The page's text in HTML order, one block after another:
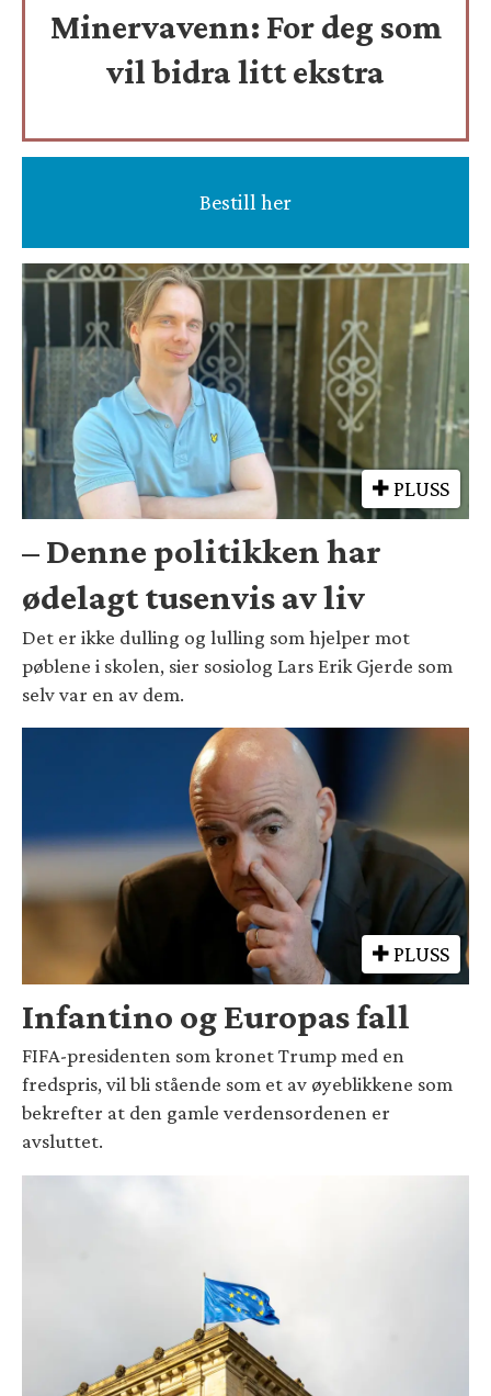
Minervavenn: For deg som
vil bidra litt ekstra
Bestill her
PLUSS
– Denne politikken har
ødelagt tusenvis av liv
Det er ikke dulling og lulling som hjelper mot
pøblene i skolen, sier sosiolog Lars Erik Gjerde som
selv var en av dem.
PLUSS
Infantino og Europas fall
FIFA-presidenten som kronet Trump med en
fredspris, vil bli stående som et av øyeblikkene som
bekrefter at den gamle verdensordenen er
avsluttet.